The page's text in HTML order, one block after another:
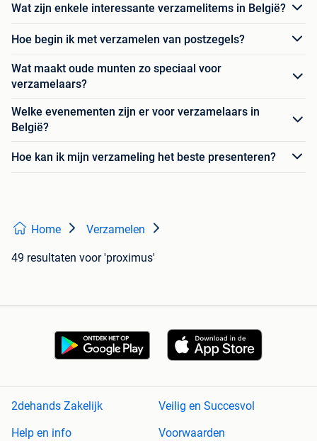
Wat zijn enkele interessante verzamelitems in België?
Hoe begin ik met verzamelen van postzegels?
Wat maakt oude munten zo speciaal voor
verzamelaars?
Welke evenementen zijn er voor verzamelaars in
België?
Hoe kan ik mijn verzameling het beste presenteren?
Home Verzamelen
49 resultaten voor 'proximus'
2dehands Zakelijk
Veilig en Succesvol
Help en info
Voorwaarden